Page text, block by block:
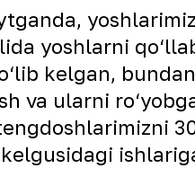
yoshlarni
kelgan,
va ularni